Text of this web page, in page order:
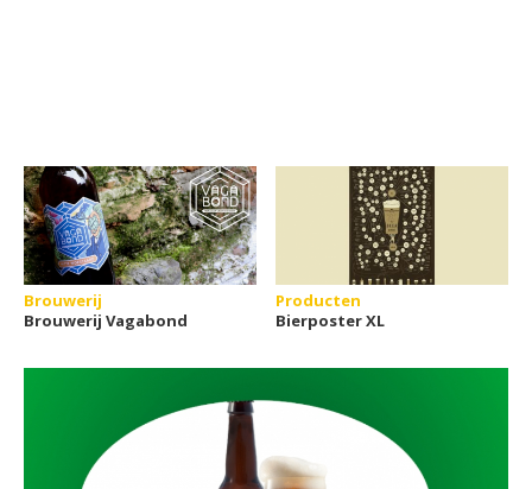
Brouwerij
Brouwerij Vagabond
Producten
Bierposter XL